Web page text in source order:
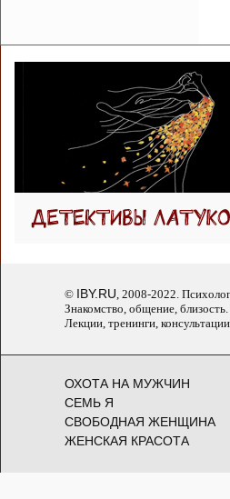
© IBY.RU, 2008-2022.
Знакомство, общение,
Лекции, тренинги,
ОХОТА НА МУЖЧИН
СЕМЬ Я
СВОБОДНАЯ ЖЕНЩИНА
ЖЕНСКАЯ КРАСОТА